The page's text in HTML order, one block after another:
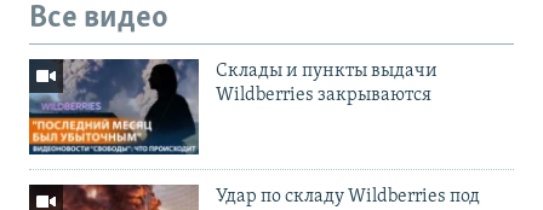
Все видео
Cклады и пункты выдачи
Wildberries закрываются
Удар по складу Wildberries под